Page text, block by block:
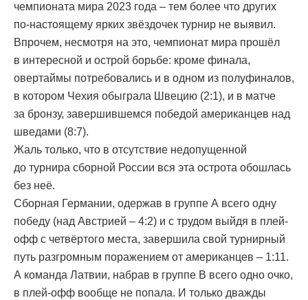
чемпионата мира 2023 года – тем более что других
по-настоящему ярких звёздочек турнир не выявил.
Впрочем, несмотря на это, чемпионат мира прошёл
в интересной и острой борьбе: кроме финала,
овертаймы потребовались и в одном из полуфиналов,
в котором Чехия обыграла Швецию (2:1), и в матче
за бронзу, завершившемся победой американцев над
шведами (8:7).
Жаль только, что в отсутствие недопущенной
до турнира сборной России вся эта острота обошлась
без неё.
Сборная Германии, одержав в группе А всего одну
победу (над Австрией – 4:2) и с трудом выйдя в плей-
офф с четвёртого места, завершила свой турнирный
путь разгромным поражением от американцев – 1:11.
А команда Латвии, набрав в группе В всего одно очко,
в плей-офф вообще не попала. И только дважды